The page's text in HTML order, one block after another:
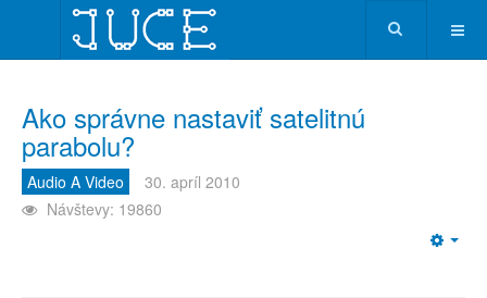
Ako správne nastaviť satelitnú
parabolu?
Audio A Video
30. apríl 2010
Návštevy: 19860